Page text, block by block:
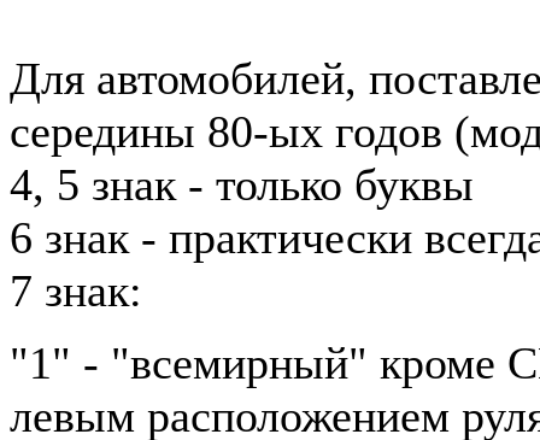
Для автомобилей,
середины 80-ых годов
4, 5 знак - только буквы
6 знак - практически
7 знак:
"1" - "всемирный" кроме
левым расположением